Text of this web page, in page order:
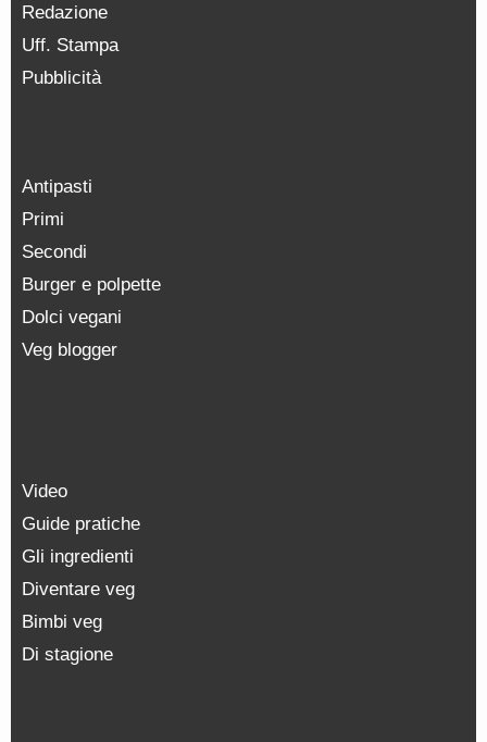
Redazione
Uff. Stampa
Pubblicità
Antipasti
Primi
Secondi
Burger e polpette
Dolci vegani
Veg blogger
Video
Guide pratiche
Gli ingredienti
Diventare veg
Bimbi veg
Di stagione